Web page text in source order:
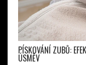
PÍSKOVÁNÍ ZUBŮ:
ÚSMĚV